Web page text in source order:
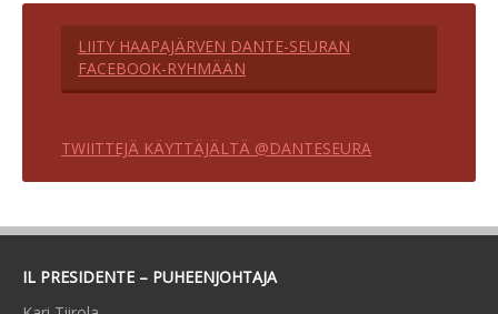
LIITY HAAPAJÄRVEN DANTE-SEURAN
FACEBOOK-RYHMÄÄN
TWIITTEJÄ KÄYTTÄJÄLTÄ @DANTESEURA
IL PRESIDENTE – PUHEENJOHTAJA